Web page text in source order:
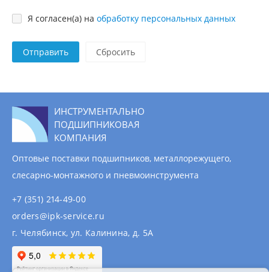
Я согласен(а) на обработку персональных данных
Отправить
ИНСТРУМЕНТАЛЬНО
ПОДШИПНИКОВАЯ
КОМПАНИЯ
Оптовые поставки подшипников, металлорежущего,
слесарно-монтажного и пневмоинструмента
+7 (351) 214-49-00
orders@ipk-service.ru
г. Челябинск, ул. Калинина, д. 5А